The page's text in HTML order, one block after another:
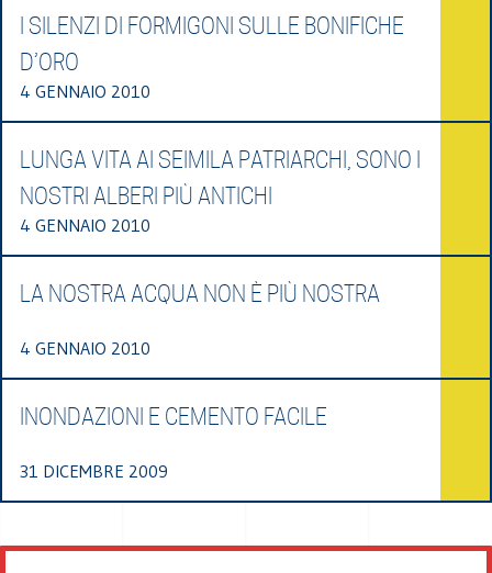
I SILENZI DI FORMIGONI SULLE BONIFICHE
D’ORO
4 GENNAIO 2010
LUNGA VITA AI SEIMILA PATRIARCHI, SONO I
NOSTRI ALBERI PIÙ ANTICHI
4 GENNAIO 2010
LA NOSTRA ACQUA NON È PIÙ NOSTRA
4 GENNAIO 2010
INONDAZIONI E CEMENTO FACILE
31 DICEMBRE 2009